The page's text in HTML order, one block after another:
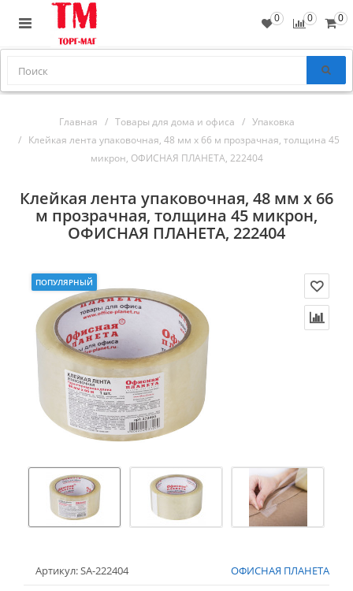
0
0
0
Главная Товары для дома и офиса
Упаковка
Клейкая лента упаковочная, 48 мм х 66 м прозрачная, толщина 45
микрон, ОФИСНАЯ ПЛАНЕТА, 222404
Клейкая лента упаковочная, 48 мм х 66
м прозрачная, толщина 45 микрон,
ОФИСНАЯ ПЛАНЕТА, 222404
ПОПУЛЯРНЫЙ
Артикул: SA-222404 ОФИСНАЯ ПЛАНЕТА